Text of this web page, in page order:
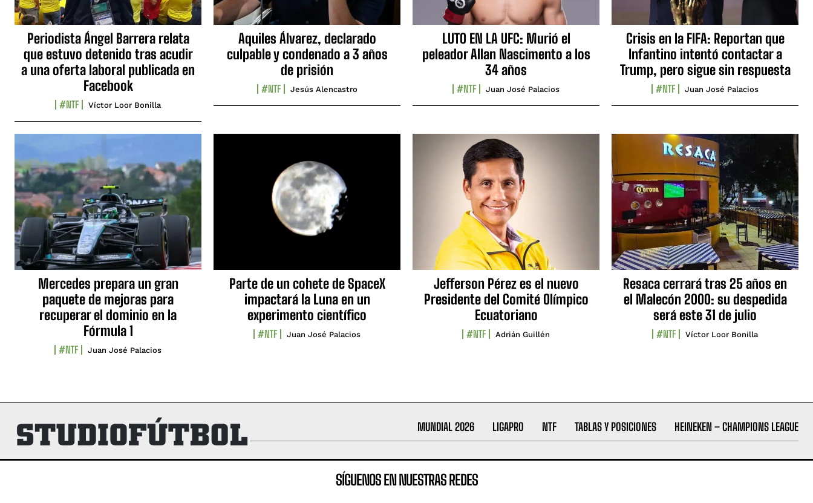
Periodista Ángel Barrera relata
que estuvo detenido tras acudir
a una oferta laboral publicada en
Facebook
#NTF Víctor Loor Bonilla
Aquiles Álvarez, declarado
culpable y condenado a 3 años
de prisión
#NTF Jesús Alencastro
LUTO EN LA UFC: Murió el
peleador Allan Nascimento a los
34 años
#NTF Juan José Palacios
Crisis en la FIFA: Reportan que
Infantino intentó contactar a
Trump, pero sigue sin respuesta
#NTF Juan José Palacios
Mercedes prepara un gran
paquete de mejoras para
recuperar el dominio en la
Fórmula 1
#NTF Juan José Palacios
Parte de un cohete de SpaceX
impactará la Luna en un
experimento científico
#NTF Juan José Palacios
Jefferson Pérez es el nuevo
Presidente del Comité Olímpico
Ecuatoriano
#NTF Adrián Guillén
Resaca cerrará tras 25 años en
el Malecón 2000: su despedida
será este 31 de julio
#NTF Víctor Loor Bonilla
MUNDIAL 2026 LIGAPRO NTF TABLAS Y POSICIONES HEINEKEN – CHAMPIONS LEAGUE
SÍGUENOS EN NUESTRAS REDES